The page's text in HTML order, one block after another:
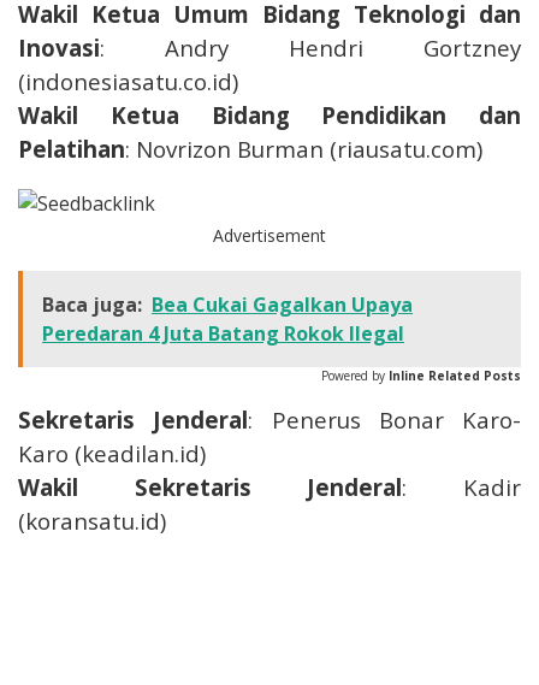
Wakil Ketua Umum Bidang Teknologi dan
Inovasi: Andry Hendri Gortzney
(indonesiasatu.co.id)
Wakil Ketua Bidang Pendidikan dan
Pelatihan: Novrizon Burman (riausatu.com)
Advertisement
Baca juga: Bea Cukai Gagalkan Upaya
Peredaran 4 Juta Batang Rokok Ilegal
Powered by Inline Related Posts
Sekretaris Jenderal: Penerus Bonar Karo-
Karo (keadilan.id)
Wakil Sekretaris Jenderal: Kadir
(koransatu.id)